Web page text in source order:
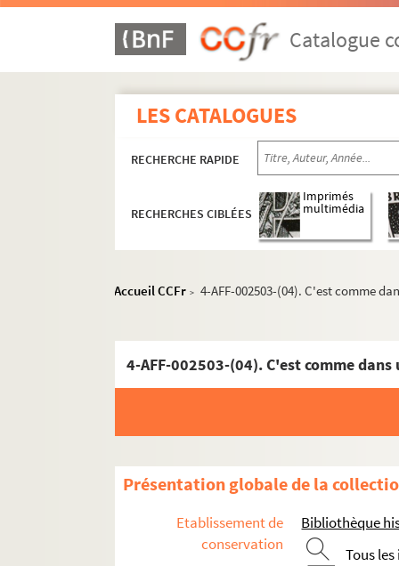
Catalogue
LES CATALOGUES
RECHERCHE RAPIDE
RECHERCHES CIBLÉES
Imprimés
multimédia
Accueil CCFr > 4-AFF-002503-(04). C'est comme
4-AFF-002503-(04). C'est comme dans
Présentation globale de la
Etablissement de
conservation
Bibliothèque
Tous
Cirque Médrano
Cour du Maroc
Dix-Huit Théâtre
L'Etoile du Nord
Le Funambule
Le Grand Parquet
Historial de Montmartre
Lavoir moderne parisien
Manufacture des Abbesses
Moulin de la Galette
Patachon
La Reine blanche
Sudden théâtre
Théâtre de l'Atalante